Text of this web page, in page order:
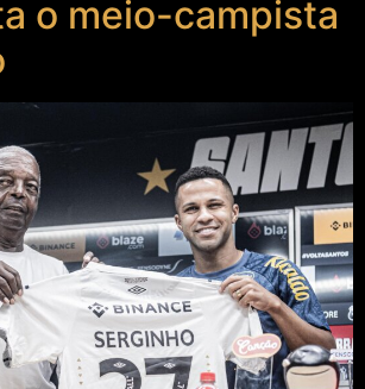
o meio-campista